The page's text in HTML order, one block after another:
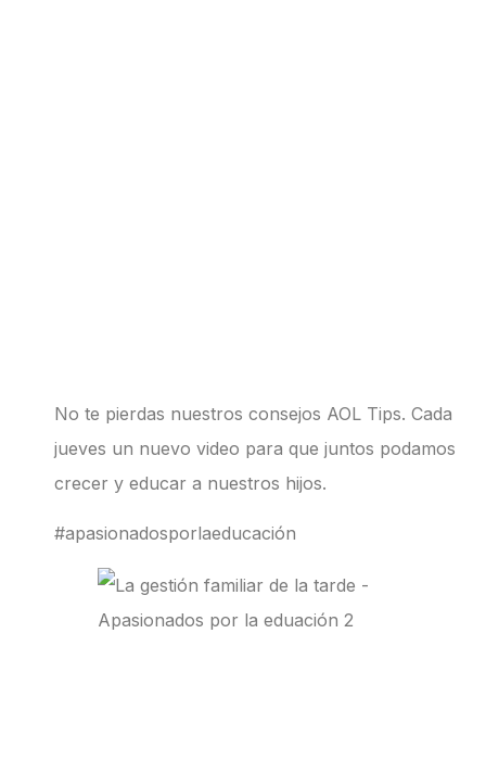
No te pierdas nuestros consejos AOL Tips. Cada
jueves un nuevo video para que juntos podamos
crecer y educar a nuestros hijos.
#apasionadosporlaeducación